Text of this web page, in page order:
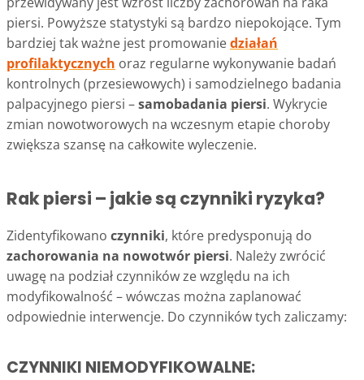
piersi. Powyższe statystyki są bardzo niepokojące. Tym
bardziej tak ważne jest promowaniedziałań
profilaktycznych oraz regularne wykonywanie badań
kontrolnych (przesiewowych) i samodzielnego badania
palpacyjnego piersi –samobadania piersi. Wykrycie
zmian nowotworowych na wczesnym etapie choroby
zwiększa szansę na całkowite wyleczenie.
Rak piersi – jakie są czynniki ryzyka?
Zidentyfikowano czynniki, które predysponują do
zachorowania na nowotwór piersi. Należy zwrócić
uwagę na podział czynników ze względu na ich
modyfikowalność – wówczas można zaplanować
odpowiednie interwencje. Do czynników tych zaliczamy:
CZYNNIKI NIEMODYFIKOWALNE: